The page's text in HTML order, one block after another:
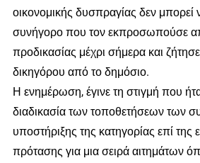
οικονομικής δυσπραγίας δεν μπορεί
συνήγορο που τον εκπροσωπούσε
προδικασίας μέχρι σήμερα και
δικηγόρου από το δημόσιο.
Η ενημέρωση, έγινε τη στιγμή που
διαδικασία των τοποθετήσεων των
υποστήριξης της κατηγορίας επί της
πρότασης για μια σειρά αιτημάτων